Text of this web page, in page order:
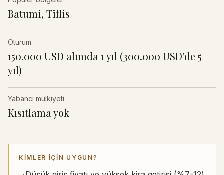
Batumi, Tiflis
Oturum
150.000 USD alımda 1 yıl (300.000 USD'de 5
yıl)
Yabancı mülkiyeti
Kısıtlama yok
KIMLER IÇIN UYGUN?